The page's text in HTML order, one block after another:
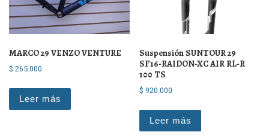
MARCO 29 VENZO VENTURE
$ 265.000
Leer más
Suspensión SUNTOUR 29
SF16-RAIDON-XC AIR RL-R
100 TS
$ 920.000
Leer más